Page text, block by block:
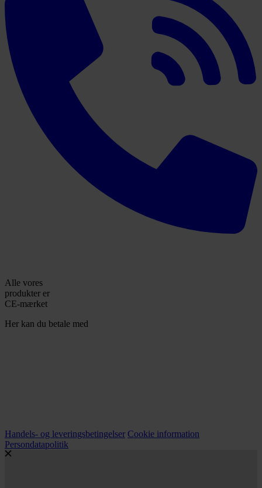
Alle vores
produkter er
CE-mærket
Her kan du betale med
Handels- og leveringsbetingelser Cookie information
Persondatapolitik